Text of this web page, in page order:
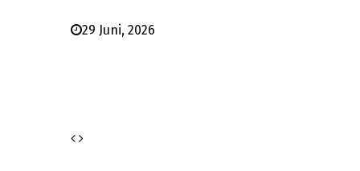
29 Juni, 2026